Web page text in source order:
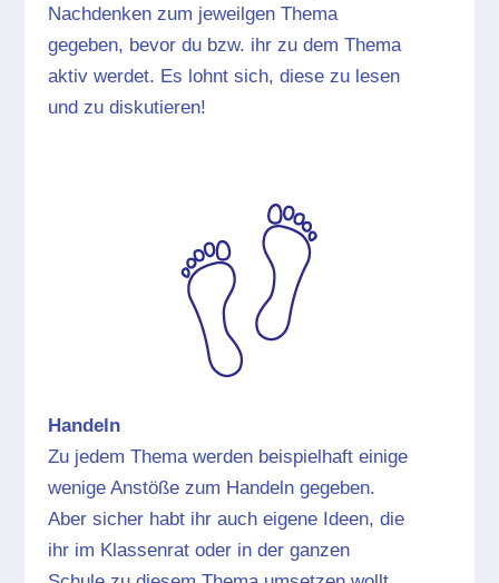
Nachdenken zum jeweilgen Thema
gegeben, bevor du bzw. ihr zu dem Thema
aktiv werdet. Es lohnt sich, diese zu lesen
und zu diskutieren!
Handeln
Zu jedem Thema werden beispielhaft einige
wenige Anstöße zum Handeln gegeben.
Aber sicher habt ihr auch eigene Ideen, die
ihr im Klassenrat oder in der ganzen